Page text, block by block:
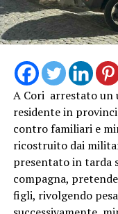
A Cori arrestato un
residente in
contro familiari e
ricostruito dai
presentato in tarda
compagna,
figli, rivolgendo